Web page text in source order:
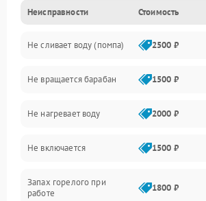
Электропитание
Водоснабжение
Слив
Программное обеспечение
Неисправности Стоимость
Не сливает воду (помпа) 2500 ₽
Не вращается барабан 1500 ₽
Не нагревает воду 2000 ₽
Не включается 1500 ₽
Запах горелого при
работе
1800 ₽